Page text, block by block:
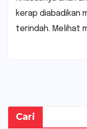
kerap diabadikan
terindah. Melihat
Cari